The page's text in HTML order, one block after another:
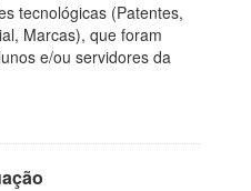
tecnológicas (Patentes,
Marcas), que foram
e/ou servidores da